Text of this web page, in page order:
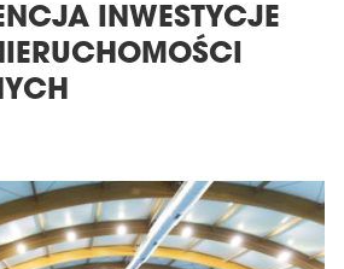
INWESTYCJE